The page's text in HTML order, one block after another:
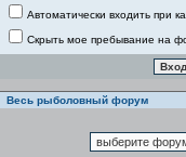
Автоматически входить при
Скрыть мое пребывание на
Весь рыболовный форум